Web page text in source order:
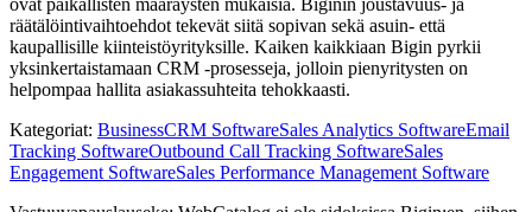
räätälöintivaihtoehdot tekevät siitä sopivan sekä asuin- että
kaupallisille kiinteistöyrityksille. Kaiken kaikkiaan Bigin pyrkii
yksinkertaistamaan CRM -prosesseja, jolloin pienyritysten on
helpompaa hallita asiakassuhteita tehokkaasti.
Kategoriat: BusinessCRM SoftwareSales Analytics SoftwareEmail
Tracking SoftwareOutbound Call Tracking SoftwareSales
Engagement SoftwareSales Performance Management Software